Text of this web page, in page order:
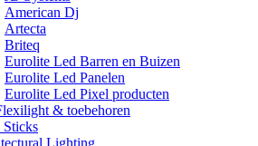
American Dj
Artecta
Briteq
Eurolite Led Barren en Buizen
Eurolite Led Panelen
Eurolite Led Pixel producten
& toebehoren
Sticks
Lighting